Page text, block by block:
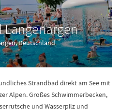
Deutschland
Strandbad direkt am See mit
Alpen. Großes Schwimmerbecken,
und Wasserpilz und